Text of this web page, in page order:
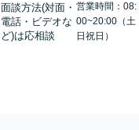
面談方法(対面・
電話・ビデオな
ど)は応相談
営業時間：08:
00~20:00（土
日祝日）